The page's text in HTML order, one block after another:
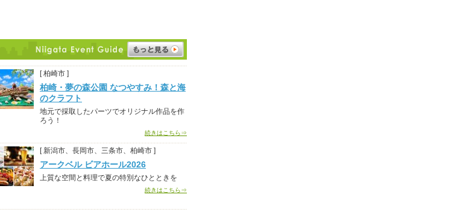
[ 柏崎市 ]
柏崎・夢の森公園 なつやすみ！森と海
のクラフト
地元で採取したパーツでオリジナル作品を作
ろう！
続きはこちら⇒
[ 新潟市、長岡市、三条市、柏崎市 ]
アークベル ビアホール2026
上質な空間と料理で夏の特別なひとときを
続きはこちら⇒